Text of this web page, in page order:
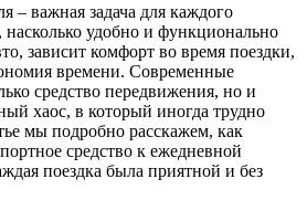
– важная задача для каждого
насколько удобно и функционально
зависит комфорт во время поездки,
времени. Современные
средство передвижения, но и
хаос, в который иногда трудно
мы подробно расскажем, как
средство к ежедневной
поездка была приятной и без